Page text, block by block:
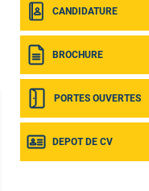
CANDIDATURE
BROCHURE
PORTES OUVERTES
DEPOT DE CV